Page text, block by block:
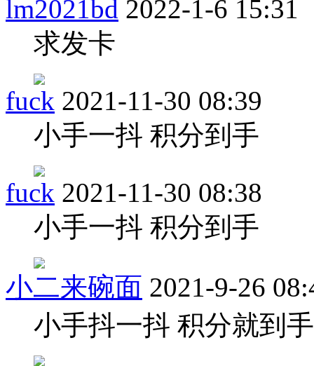
lm2021bd 2022-1-6 15:31
求发卡
fuck 2021-11-30 08:39
小手一抖 积分到手
fuck 2021-11-30 08:38
小手一抖 积分到手
小二来碗面 2021-9-26
小手抖一抖 积分就到手